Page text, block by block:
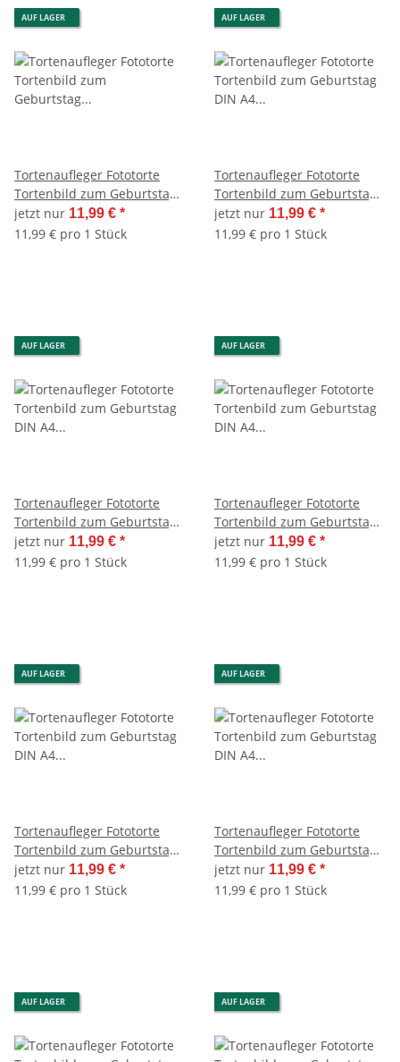
AUF LAGER
Tortenaufleger Fototorte
Tortenbild zum Geburtstag
Buchform DIN A4 G29
(Zuckerpapier)
jetzt nur 11,99 € *
11,99 € pro 1 Stück
AUF LAGER
Tortenaufleger Fototorte
Tortenbild zum Geburtstag
DIN A4 G21 (Zuckerpapier)
jetzt nur 11,99 € *
11,99 € pro 1 Stück
AUF LAGER
Tortenaufleger Fototorte
Tortenbild zum Geburtstag
DIN A4 G22 (Zuckerpapier)
jetzt nur 11,99 € *
11,99 € pro 1 Stück
AUF LAGER
Tortenaufleger Fototorte
Tortenbild zum Geburtstag
DIN A4 G23 (Zuckerpapier)
jetzt nur 11,99 € *
11,99 € pro 1 Stück
AUF LAGER
Tortenaufleger Fototorte
Tortenbild zum Geburtstag
DIN A4 G24 (Zuckerpapier)
jetzt nur 11,99 € *
11,99 € pro 1 Stück
AUF LAGER
Tortenaufleger Fototorte
Tortenbild zum Geburtstag
DIN A4 G31 (Zuckerpapier)
jetzt nur 11,99 € *
11,99 € pro 1 Stück
AUF LAGER AUF LAGER